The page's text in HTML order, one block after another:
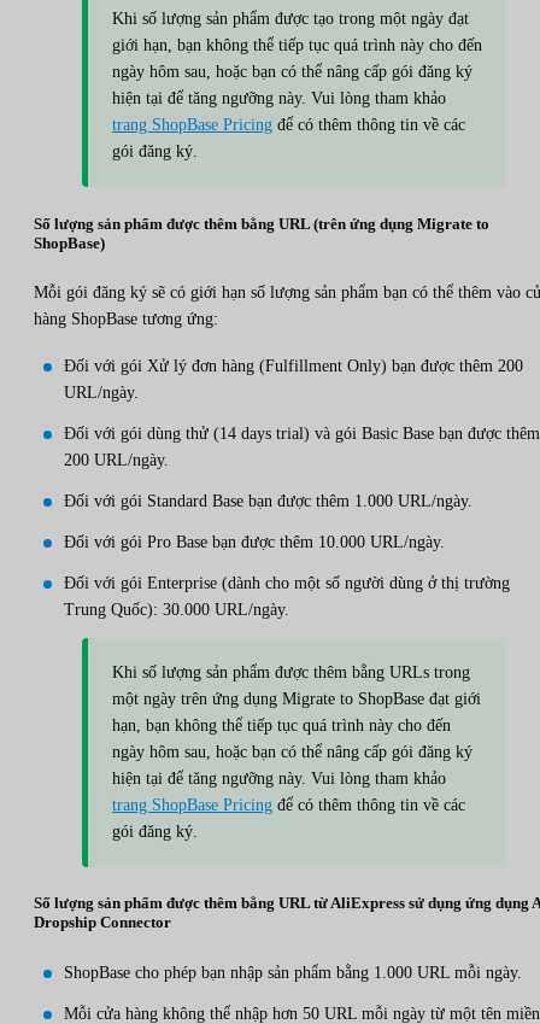
Khi số lượng sản phẩm được tạo trong một ngày đạt
giới hạn, bạn không thể tiếp tục quá trình này cho đến
ngày hôm sau, hoặc bạn có thể nâng cấp gói đăng ký
hiện tại để tăng ngưỡng này. Vui lòng tham khảo
trang ShopBase Pricing để có thêm thông tin về các
gói đăng ký.
Số lượng sản phẩm được thêm bằng URL (trên ứng dụng Migrate to
ShopBase)
Mỗi gói đăng ký sẽ có giới hạn số lượng sản phẩm bạn có thể thêm vào
hàng ShopBase tương ứng:
Đối với gói Xử lý đơn hàng (Fulfillment Only) bạn được thêm 200
URL/ngày.
Đối với gói dùng thử (14 days trial) và gói Basic Base bạn được thêm
200 URL/ngày.
Đối với gói Standard Base bạn được thêm 1.000 URL/ngày.
Đối với gói Pro Base bạn được thêm 10.000 URL/ngày.
Đối với gói Enterprise (dành cho một số người dùng ở thị trường
Trung Quốc): 30.000 URL/ngày.
Khi số lượng sản phẩm được thêm bằng URLs trong
một ngày trên ứng dụng Migrate to ShopBase đạt giới
hạn, bạn không thể tiếp tục quá trình này cho đến
ngày hôm sau, hoặc bạn có thể nâng cấp gói đăng ký
hiện tại để tăng ngưỡng này. Vui lòng tham khảo
trang ShopBase Pricing để có thêm thông tin về các
gói đăng ký.
Số lượng sản phẩm được thêm bằng URL từ AliExpress sử dụng ứng dụng
Dropship Connector
ShopBase cho phép bạn nhập sản phẩm bằng 1.000 URL mỗi ngày.
Mỗi cửa hàng không thể nhập hơn 50 URL mỗi ngày từ một tên miền